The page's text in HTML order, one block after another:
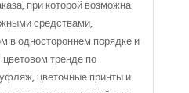
при которой возможна
средствами,
в одностороннем порядке и
тренде по
цветочные принты и